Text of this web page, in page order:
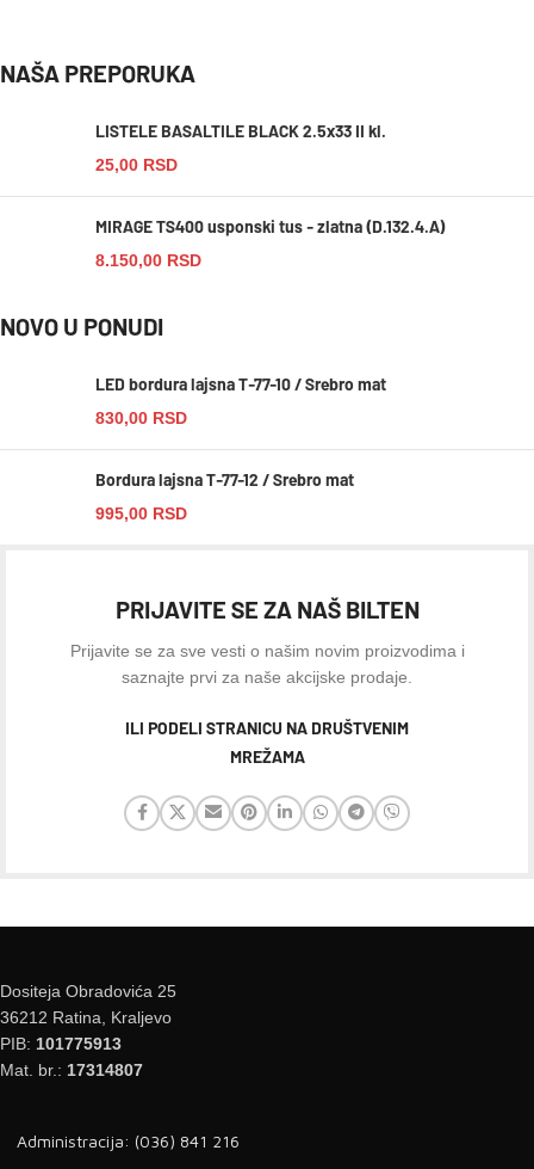
NAŠA PREPORUKA
LISTELE BASALTILE BLACK 2.5x33 II kl.
25,00 RSD
MIRAGE TS400 usponski tus - zlatna (D.132.4.A)
8.150,00 RSD
NOVO U PONUDI
LED bordura lajsna T-77-10 / Srebro mat
830,00 RSD
Bordura lajsna T-77-12 / Srebro mat
995,00 RSD
PRIJAVITE SE ZA NAŠ BILTEN
Prijavite se za sve vesti o našim novim proizvodima i
saznajte prvi za naše akcijske prodaje.
ILI PODELI STRANICU NA DRUŠTVENIM
MREŽAMA
Dositeja Obradovića 25
36212 Ratina, Kraljevo
PIB: 101775913
Mat. br.: 17314807
Administracija: (036) 841 216